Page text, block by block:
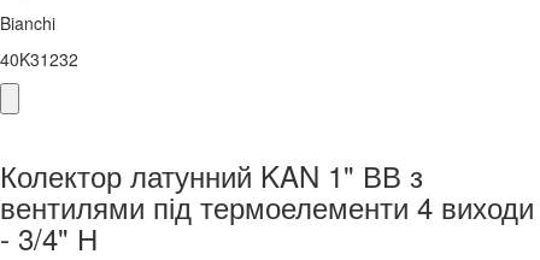
Bianchi
40K31232
Колектор латунний KAN 1" ВВ з
вентилями під термоелементи 4 виходи
- 3/4" Н